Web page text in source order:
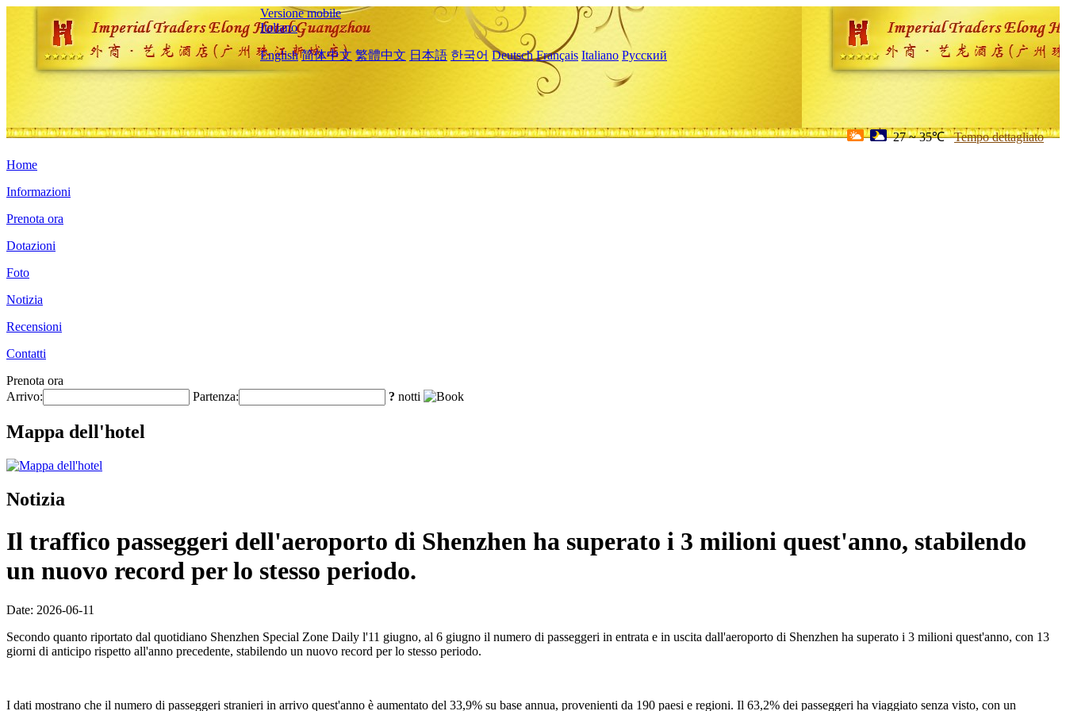
Versione mobile
Italiano
English 简体中文 繁體中文 日本語 한국어 Deutsch Français Italiano Русский
27 ~ 35℃ Tempo dettagliato
Home
Informazioni
Prenota ora
Dotazioni
Foto
Notizia
Recensioni
Contatti
Prenota ora
Arrivo:
Partenza: ? notti
Mappa dell'hotel
Notizia
Il traffico passeggeri dell'aeroporto di Shenzhen ha superato i 3 milioni quest'anno, stabilendo
un nuovo record per lo stesso periodo.
Date: 2026-06-11
Secondo quanto riportato dal quotidiano Shenzhen Special Zone Daily l'11 giugno, al 6 giugno il numero di passeggeri in entrata e in uscita dall'aeroporto di Shenzhen ha superato i 3 milioni quest'anno, con 13
giorni di anticipo rispetto all'anno precedente, stabilendo un nuovo record per lo stesso periodo.
I dati mostrano che il numero di passeggeri stranieri in arrivo quest'anno è aumentato del 33,9% su base annua, provenienti da 190 paesi e regioni. Il 63,2% dei passeggeri ha viaggiato senza visto, con un